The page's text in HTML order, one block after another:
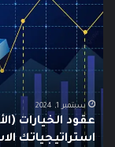
هو
الـ
Swing
دليلك
الشامل
للمبتدئين
يونيو 10, 2025
ما هو الـ Swing Trading؟ دليلك الشامل للمبتدئين